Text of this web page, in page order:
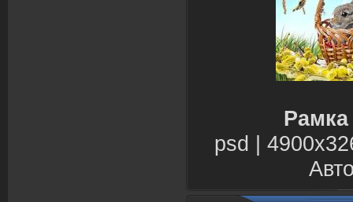
Рамка
psd |